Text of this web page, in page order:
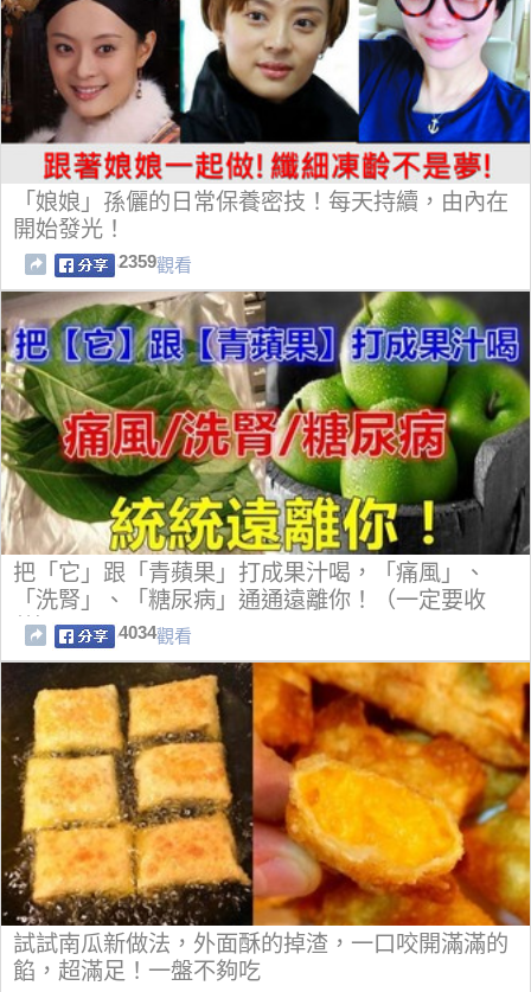
「娘娘」孫儷的日常保養密技！每天持續，由內在
開始發光！
2359觀看
把「它」跟「青蘋果」打成果汁喝，「痛風」、
「洗腎」、「糖尿病」通通遠離你！（一定要收
藏）
4034觀看
試試南瓜新做法，外面酥的掉渣，一口咬開滿滿的
餡，超滿足！一盤不夠吃